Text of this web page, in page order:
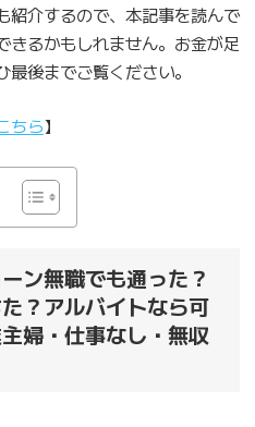
紹介するので、本記事を読んで
きるかもしれません。お金が足
後までご覧ください。
ちら】
ン無職でも通った？
？アルバイトなら可
婦・仕事なし・無収